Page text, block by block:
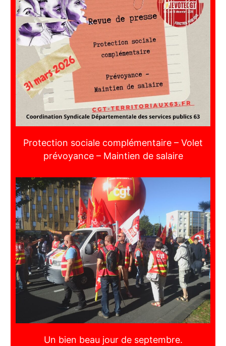
Protection sociale complémentaire – Volet
prévoyance – Maintien de salaire
Un bien beau jour de septembre.